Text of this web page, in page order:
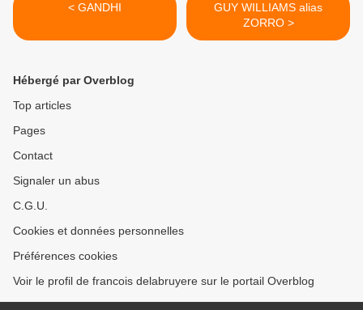
< GANDHI
GUY WILLIAMS alias
ZORRO >
Hébergé par Overblog
Top articles
Pages
Contact
Signaler un abus
C.G.U.
Cookies et données personnelles
Préférences cookies
Voir le profil de francois delabruyere sur le portail Overblog